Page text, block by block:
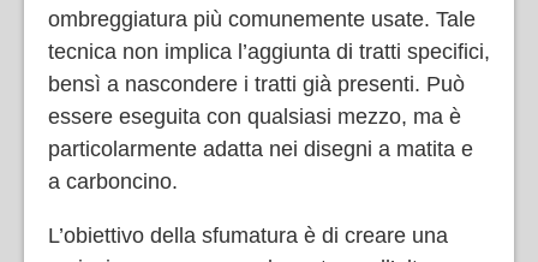
ombreggiatura più comunemente usate. Tale
tecnica non implica l’aggiunta di tratti specifici,
bensì a nascondere i tratti già presenti. Può
essere eseguita con qualsiasi mezzo, ma è
particolarmente adatta nei disegni a matita e
a carboncino.
L’obiettivo della sfumatura è di creare una